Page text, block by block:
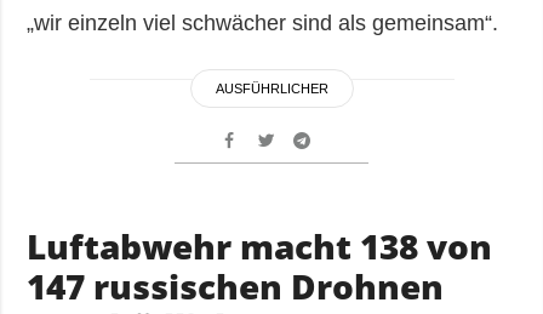
„wir einzeln viel schwächer sind als gemeinsam“.
AUSFÜHRLICHER
Luftabwehr macht 138 von
147 russischen Drohnen